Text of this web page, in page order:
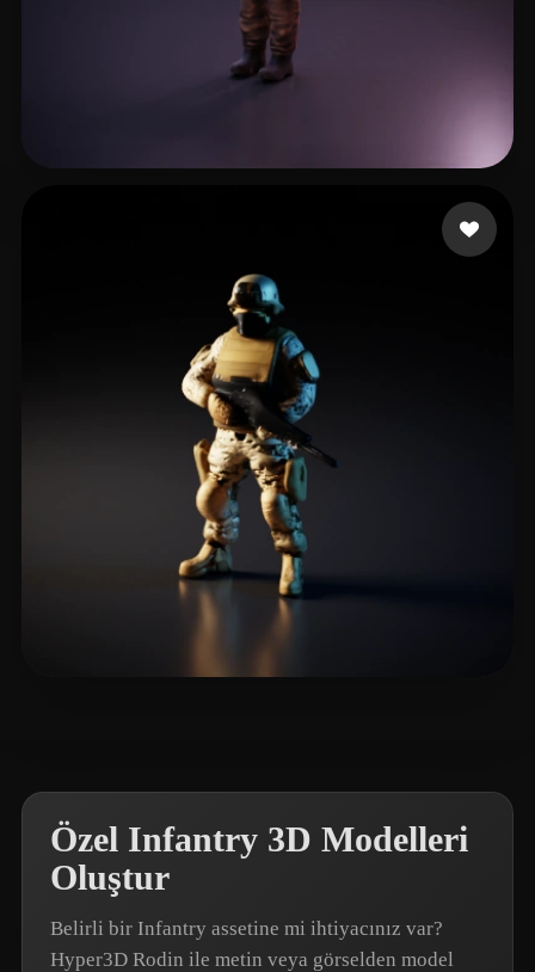
Özel Infantry 3D Modelleri
Oluştur
Belirli bir Infantry assetine mi ihtiyacınız var?
Hyper3D Rodin ile metin veya görselden model